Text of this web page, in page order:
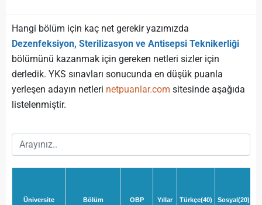
Hangi bölüm için kaç net gerekir yazımızda
Dezenfeksiyon, Sterilizasyon ve Antisepsi Teknikerliği
bölümünü kazanmak için gereken netleri sizler için
derledik. YKS sınavları sonucunda en düşük puanla
yerleşen adayın netleri netpuanlar.com sitesinde aşağıda
listelenmiştir.
Üniversite Bölüm OBP Yıllar Türkçe(40) Sosyal(20)